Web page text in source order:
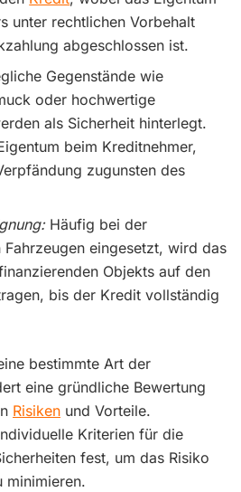
unter rechtlichen Vorbehalt
abgeschlossen ist.
Gegenstände wie
oder hochwertige
als Sicherheit hinterlegt.
beim Kreditnehmer,
zugunsten des
Häufig bei der
Fahrzeugen eingesetzt, wird das
Objekts auf den
bis der Kredit vollständig
bestimmte Art der
eine gründliche Bewertung
Risiken und Vorteile.
Kriterien für die
fest, um das Risiko
minimieren.